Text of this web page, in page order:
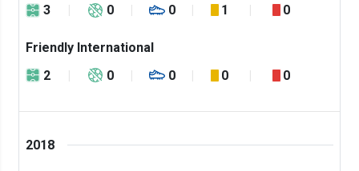
3
0 0 1 0
Friendly International
2
0 0 0 0
2018